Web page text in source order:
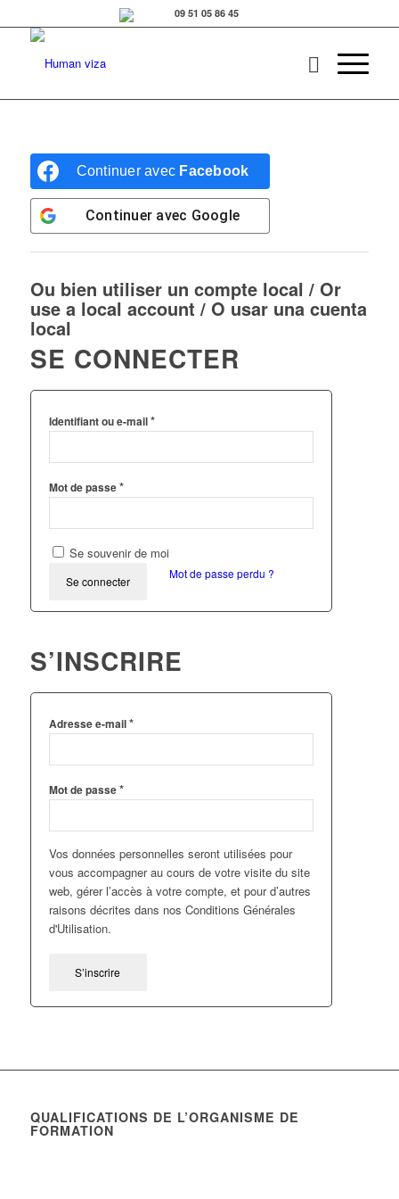
Continuer avec Facebook
Continuer avec Google
Ou bien utiliser un compte local / Or
use a local account / O usar una cuenta
local
SE CONNECTER
Identifiant ou e-mail*
Mot de passe*
Se souvenir de moi
Se connecter
Mot de passe perdu ?
S’INSCRIRE
Adresse e-mail*
Mot de passe*
Vos données personnelles seront utilisées pour
vous accompagner au cours de votre visite du site
web, gérer l’accès à votre compte, et pour d’autres
raisons décrites dans nos Conditions Générales
d'Utilisation.
S’inscrire
QUALIFICATIONS DE L’ORGANISME DE
FORMATION